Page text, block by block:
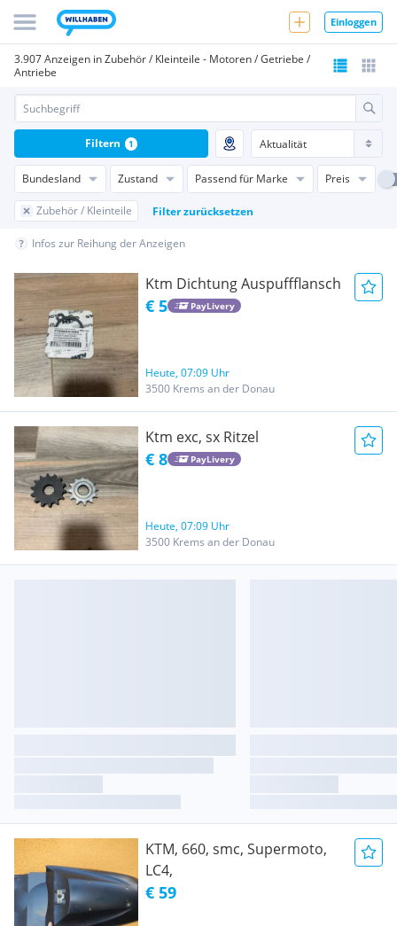
Einloggen
3.907 Anzeigen in Zubehör / Kleinteile - Motoren / Getriebe /
Antriebe
Bundesland Zustand Passend für Marke Preis
Zubehör / Kleinteile Filter zurücksetzen
Filtern 1
Infos zur Reihung der Anzeigen
Ktm Dichtung Auspuffflansch
€ 5 PayLivery
Heute, 07:09 Uhr
3500 Krems an der Donau
Ktm exc, sx Ritzel
€ 8 PayLivery
Heute, 07:09 Uhr
3500 Krems an der Donau
KTM, 660, smc, Supermoto,
LC4,
€ 59